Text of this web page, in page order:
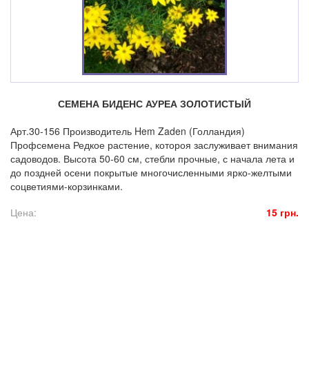
СЕМЕНА БИДЕНС АУРЕА ЗОЛОТИСТЫЙ
Арт.30-156 Производитель Hem Zaden (Голландия)
Профсемена Редкое растение, котороя заслуживает внимания
садоводов. Высота 50-60 см, стебли прочные, с начала лета и
до поздней осени покрытые многочисленными ярко-желтыми
соцветиями-корзинками.
Цена:
15 грн.